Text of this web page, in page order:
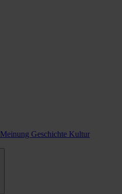
Meinung Geschichte Kultur